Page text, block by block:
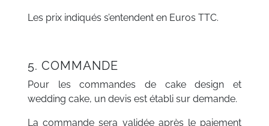
Les prix indiqués s’entendent en Euros TTC.
5. COMMANDE
Pour les commandes de cake design et
wedding cake, un devis est établi sur demande.
La commande sera validée après le paiement